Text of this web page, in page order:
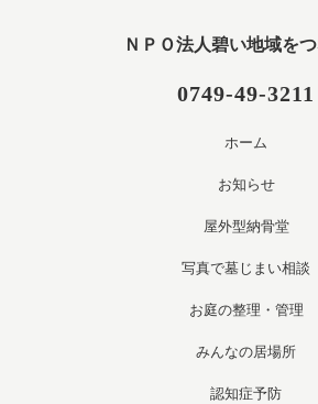
ＮＰＯ法人碧い地域を
0749-49-3211
ホーム
お知らせ
屋外型納骨堂
写真で墓じまい相談
お庭の整理・管理
みんなの居場所
認知症予防